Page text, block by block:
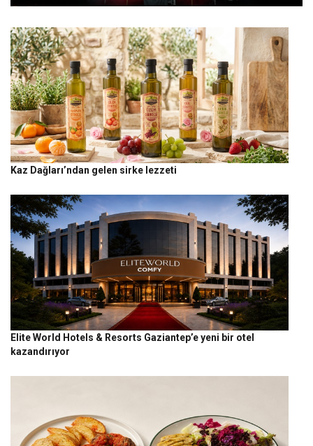
Kaz Dağları’ndan gelen sirke lezzeti
Elite World Hotels & Resorts Gaziantep’e yeni bir otel
kazandırıyor